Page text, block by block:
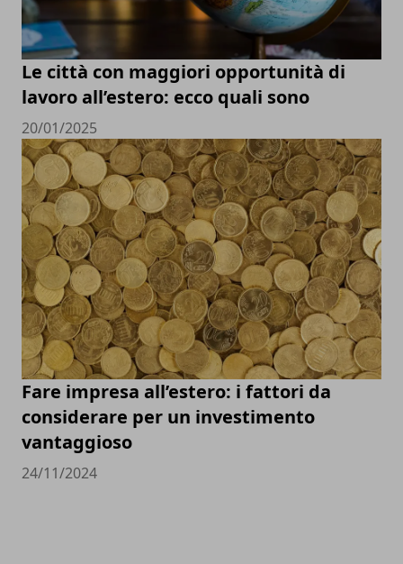
Le città con maggiori opportunità di
lavoro all’estero: ecco quali sono
20/01/2025
Fare impresa all’estero: i fattori da
considerare per un investimento
vantaggioso
24/11/2024